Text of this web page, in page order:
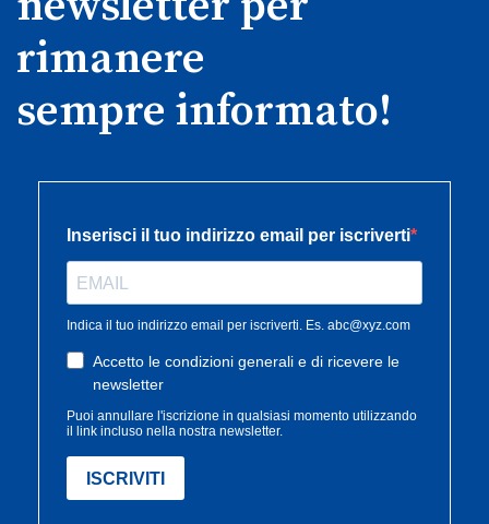
rimanere
sempre informato!